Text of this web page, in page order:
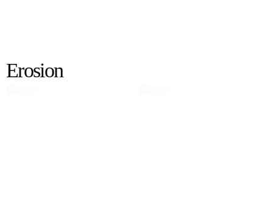
Erosion
Erosion